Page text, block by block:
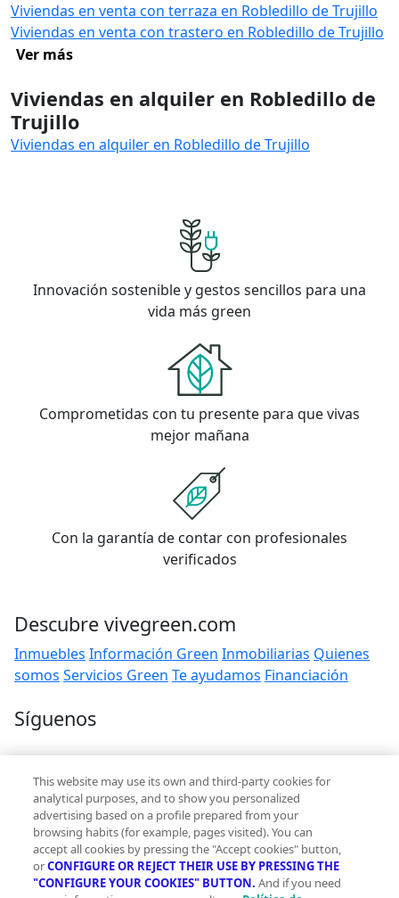
Viviendas en venta con terraza en Robledillo de Trujillo
Viviendas en venta con trastero en Robledillo de Trujillo
Ver más
Viviendas en alquiler en Robledillo de
Trujillo
Viviendas en alquiler en Robledillo de Trujillo
Innovación sostenible y gestos sencillos para una
vida más green
Comprometidas con tu presente para que vivas
mejor mañana
Con la garantía de contar con profesionales
verificados
Descubre vivegreen.com
Inmuebles Información Green Inmobiliarias Quienes
somos Servicios Green Te ayudamos Financiación
Síguenos
Contacto
hola@vivegreen.com
This website may use its own and third-party cookies for
analytical purposes, and to show you personalized
advertising based on a profile prepared from your
browsing habits (for example, pages visited). You can
accept all cookies by pressing the "Accept cookies" button,
orCONFIGURE OR REJECT THEIR USE BY PRESSING THE
"CONFIGURE YOUR COOKIES" BUTTON. And if you need